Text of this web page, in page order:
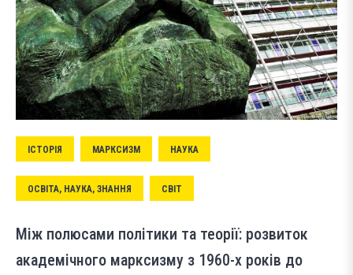
ІСТОРІЯ МАРКСИЗМ НАУКА
ОСВІТА, НАУКА, ЗНАННЯ СВІТ
Між полюсами політики та теорії: розвиток
академічного марксизму з 1960-х років до